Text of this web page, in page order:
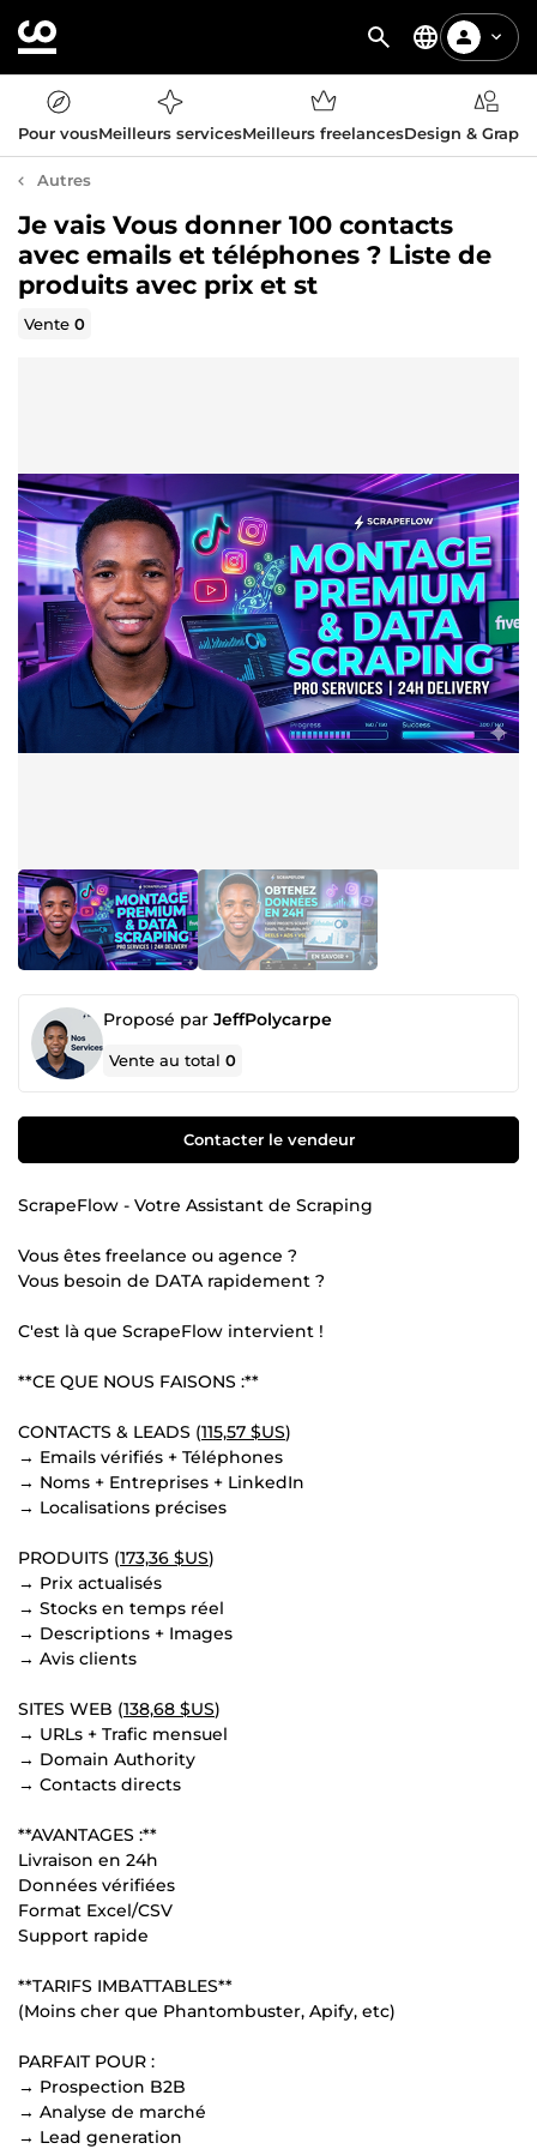
Pour vousMeilleurs servicesMeilleurs freelancesDesign &
Autres
Je vais Vous donner 100 contacts
avec emails et téléphones ? Liste de
produits avec prix et st
Vente0
Proposé par JeffPolycarpe
Vente au total0
Contacter le vendeur
ScrapeFlow - Votre Assistant de Scraping
Vous êtes freelance ou agence ?
Vous besoin de DATA rapidement ?
C'est là que ScrapeFlow intervient !
**CE QUE NOUS FAISONS :**
CONTACTS & LEADS (115,57 $US)
→ Emails vérifiés + Téléphones
→ Noms + Entreprises + LinkedIn
→ Localisations précises
PRODUITS (173,36 $US)
→ Prix actualisés
→ Stocks en temps réel
→ Descriptions + Images
→ Avis clients
SITES WEB (138,68 $US)
→ URLs + Trafic mensuel
→ Domain Authority
→ Contacts directs
**AVANTAGES :**
Livraison en 24h
Données vérifiées
Format Excel/CSV
Support rapide
**TARIFS IMBATTABLES**
(Moins cher que Phantombuster, Apify, etc)
PARFAIT POUR :
→ Prospection B2B
→ Analyse de marché
→ Lead generation